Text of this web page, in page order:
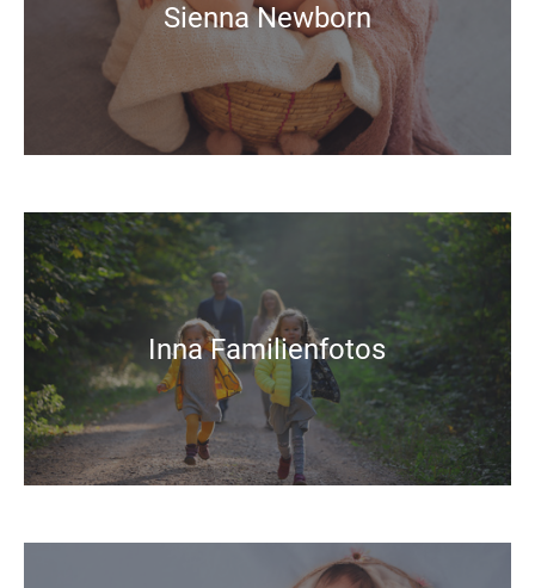
Sienna Newborn
Inna Familienfotos